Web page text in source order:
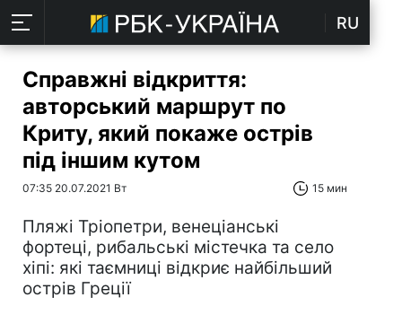
RU
Справжні відкриття:
авторський маршрут по
Криту, який покаже острів
під іншим кутом
07:35 20.07.2021 Вт 15 мин
Пляжі Тріопетри, венеціанські
фортеці, рибальські містечка та село
хіпі: які таємниці відкриє найбільший
острів Греції